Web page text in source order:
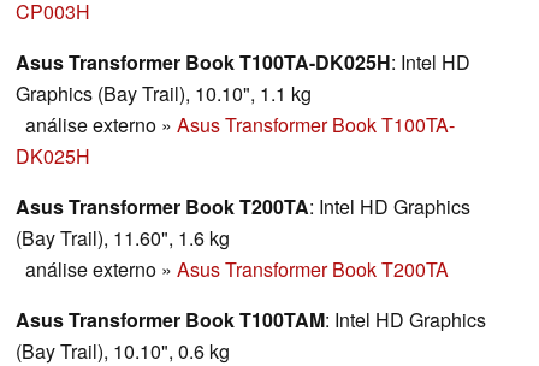
CP003H
Asus Transformer Book T100TA-DK025H: Intel HD
Graphics (Bay Trail), 10.10", 1.1 kg
análise externo » Asus Transformer Book T100TA-
DK025H
Asus Transformer Book T200TA: Intel HD Graphics
(Bay Trail), 11.60", 1.6 kg
análise externo » Asus Transformer Book T200TA
Asus Transformer Book T100TAM: Intel HD Graphics
(Bay Trail), 10.10", 0.6 kg